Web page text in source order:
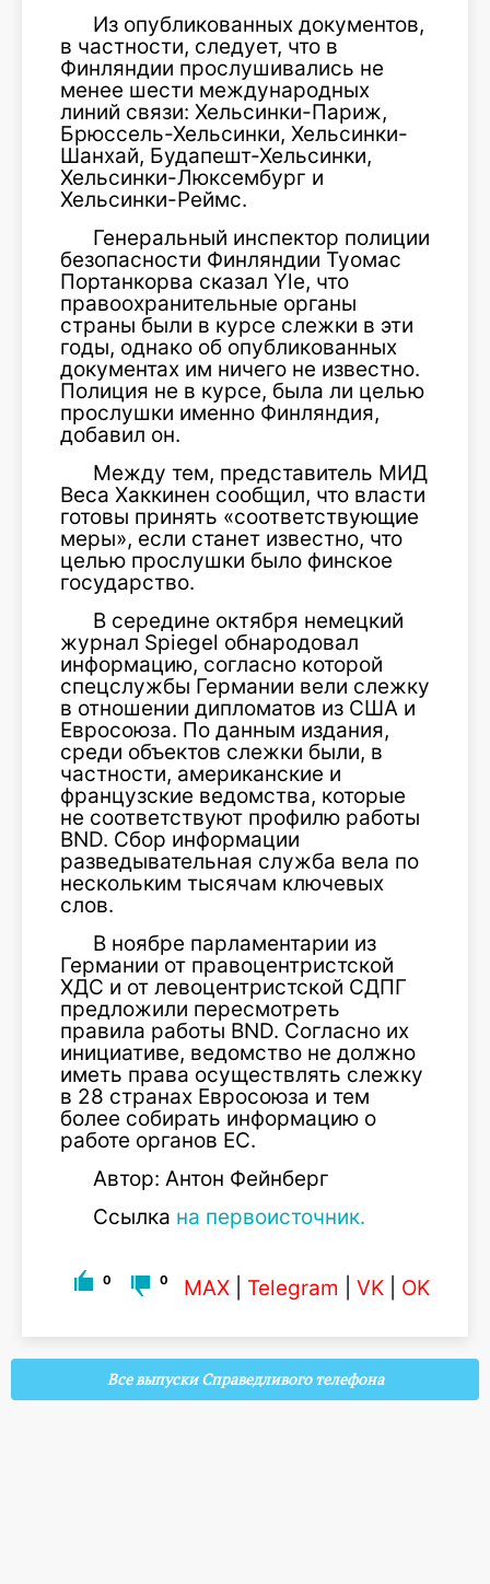
Из опубликованных документов,
в частности, следует, что в
Финляндии прослушивались не
менее шести международных
линий связи: Хельсинки-Париж,
Брюссель-Хельсинки, Хельсинки-
Шанхай, Будапешт-Хельсинки,
Хельсинки-Люксембург и
Хельсинки-Реймс.
Генеральный инспектор полиции
безопасности Финляндии Туомас
Портанкорва сказал Yle, что
правоохранительные органы
страны были в курсе слежки в эти
годы, однако об опубликованных
документах им ничего не известно.
Полиция не в курсе, была ли целью
прослушки именно Финляндия,
добавил он.
Между тем, представитель МИД
Веса Хаккинен сообщил, что власти
готовы принять «соответствующие
меры», если станет известно, что
целью прослушки было финское
государство.
В середине октября немецкий
журнал Spiegel обнародовал
информацию, согласно которой
спецслужбы Германии вели слежку
в отношении дипломатов из CША и
Евросоюза. По данным издания,
среди объектов слежки были, в
частности, американские и
французские ведомства, которые
не соответствуют профилю работы
BND. Сбор информации
разведывательная служба вела по
нескольким тысячам ключевых
слов.
​В ноябре парламентарии из
Германии от правоцентристской
ХДС и от левоцентристской СДПГ
предложили пересмотреть
правила работы BND. Согласно их
инициативе, ведомство не должно
иметь права осуществлять слежку
в 28 странах Евросоюза и тем
более собирать информацию о
работе органов ЕС.
Автор: Антон Фейнберг
Ссылка на первоисточник.
0 0 MAX Telegram VK OK
Все выпуски Справедливого телефона